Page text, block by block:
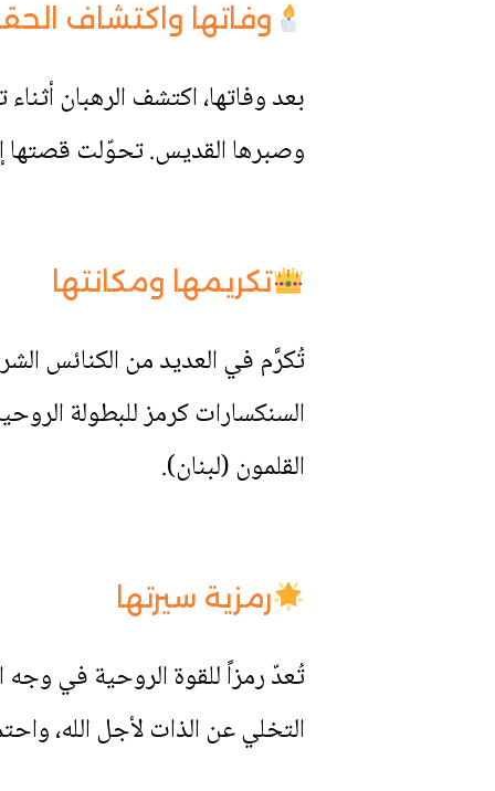
وفاتها واكتشاف
بعد وفاتها، اكتشف الرهبان
وصبرها القديس. تحوّلت قصتها
تكريمها ومكانتها
تُكرَّم في العديد من الكنائس
السنكسارات كرمز للبطولة
القلمون (لبنان).
رمزية سيرتها
تُعدّ رمزاً للقوة الروحية في
التخلي عن الذات لأجل الله،